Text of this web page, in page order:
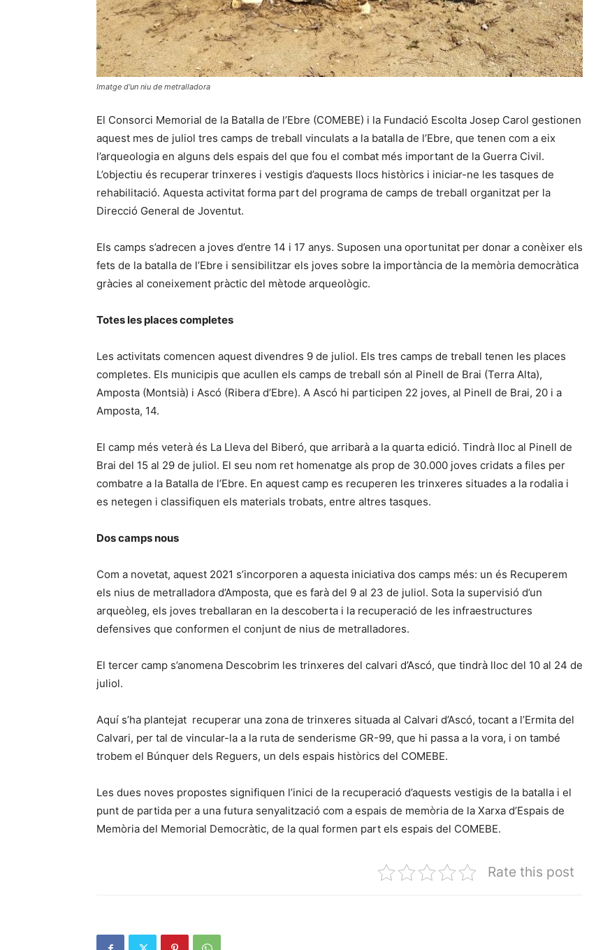
Imatge d'un niu de metralladora
El Consorci Memorial de la Batalla de l’Ebre (COMEBE) i la Fundació Escolta Josep Carol gestionen
aquest mes de juliol tres camps de treball vinculats a la batalla de l’Ebre, que tenen com a eix
l’arqueologia en alguns dels espais del que fou el combat més important de la Guerra Civil.
L’objectiu és recuperar trinxeres i vestigis d’aquests llocs històrics i iniciar-ne les tasques de
rehabilitació. Aquesta activitat forma part del programa de camps de treball organitzat per la
Direcció General de Joventut.
Els camps s’adrecen a joves d’entre 14 i 17 anys. Suposen una oportunitat per donar a conèixer els
fets de la batalla de l’Ebre i sensibilitzar els joves sobre la importància de la memòria democràtica
gràcies al coneixement pràctic del mètode arqueològic.
Totes les places completes
Les activitats comencen aquest divendres 9 de juliol. Els tres camps de treball tenen les places
completes. Els municipis que acullen els camps de treball són al Pinell de Brai (Terra Alta),
Amposta (Montsià) i Ascó (Ribera d’Ebre). A Ascó hi participen 22 joves, al Pinell de Brai, 20 i a
Amposta, 14.
El camp més veterà és La Lleva del Biberó, que arribarà a la quarta edició. Tindrà lloc al Pinell de
Brai del 15 al 29 de juliol. El seu nom ret homenatge als prop de 30.000 joves cridats a files per
combatre a la Batalla de l’Ebre. En aquest camp es recuperen les trinxeres situades a la rodalia i
es netegen i classifiquen els materials trobats, entre altres tasques.
Dos camps nous
Com a novetat, aquest 2021 s’incorporen a aquesta iniciativa dos camps més: un és Recuperem
els nius de metralladora d’Amposta, que es farà del 9 al 23 de juliol. Sota la supervisió d’un
arqueòleg, els joves treballaran en la descoberta i la recuperació de les infraestructures
defensives que conformen el conjunt de nius de metralladores.
El tercer camp s’anomena Descobrim les trinxeres del calvari d’Ascó, que tindrà lloc del 10 al 24 de
juliol.
Aquí s’ha plantejat recuperar una zona de trinxeres situada al Calvari d’Ascó, tocant a l’Ermita del
Calvari, per tal de vincular-la a la ruta de senderisme GR-99, que hi passa a la vora, i on també
trobem el Búnquer dels Reguers, un dels espais històrics del COMEBE.
Les dues noves propostes signifiquen l’inici de la recuperació d’aquests vestigis de la batalla i el
punt de partida per a una futura senyalització com a espais de memòria de la Xarxa d’Espais de
Memòria del Memorial Democràtic, de la qual formen part els espais del COMEBE.
Rate this post